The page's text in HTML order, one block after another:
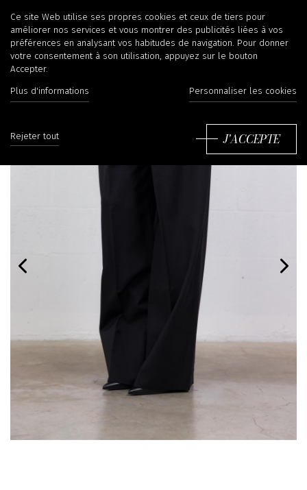
Ce site Web utilise ses propres cookies et ceux de tiers pour
améliorer nos services et vous montrer des publicités liées à vos
préférences en analysant vos habitudes de navigation. Pour donner
votre consentement à son utilisation, appuyez sur le bouton
Accepter.
Plus d'informations Personnaliser les cookies
Rejeter tout J'ACCEPTE